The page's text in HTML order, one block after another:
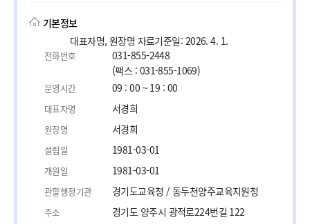
기본정보
대표자명, 원장명 자료기준일: 2026. 4. 1.
전화번호
031-855-2448
(팩스 : 031-855-1069)
운영시간 09 : 00 ~ 19 : 00
대표자명 서경희
원장명 서경희
설립일 1981-03-01
개원일 1981-03-01
관할행정기관 경기도교육청 / 동두천양주교육지원청
주소 경기도 양주시 광적로224번길 122